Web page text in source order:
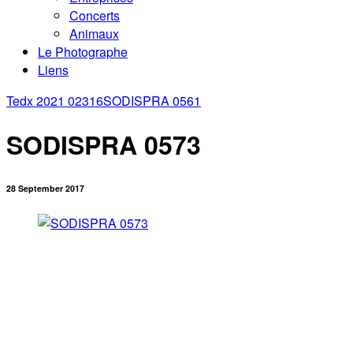
Concerts
Animaux
Le Photographe
Liens
Tedx 2021 02316SODISPRA 0561
SODISPRA 0573
28 September 2017